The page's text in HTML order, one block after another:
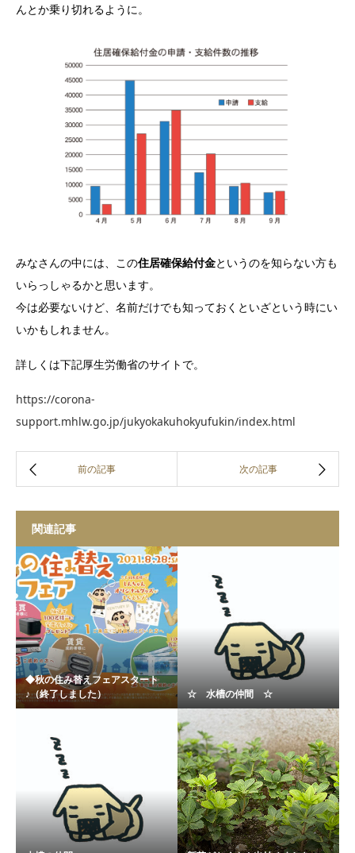
んとか乗り切れるように。
みなさんの中には、この住居確保給付金というのを知らない方も
いらっしゃるかと思います。
今は必要ないけど、名前だけでも知っておくといざという時にい
いかもしれません。
詳しくは下記厚生労働省のサイトで。
https://corona-
support.mhlw.go.jp/jukyokakuhokyufukin/index.html
関連記事
◆秋の住み替えフェアスタート
♪（終了しました）
☆ 水槽の仲間 ☆